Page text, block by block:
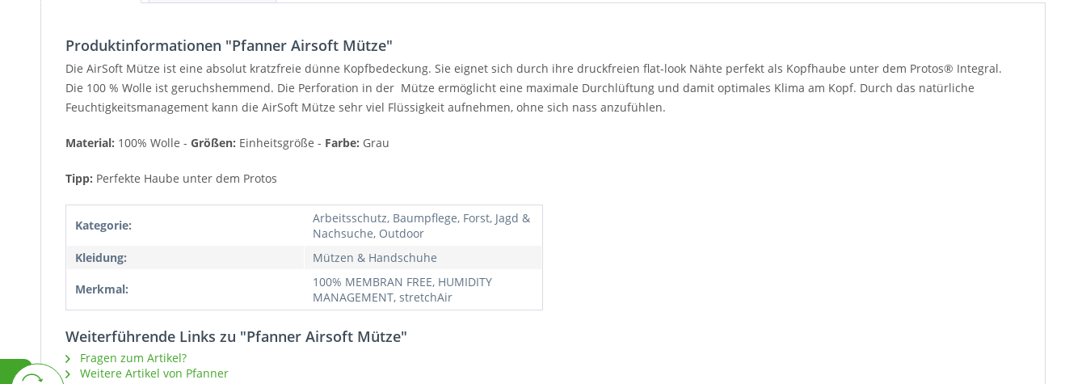
Produktinformationen "Pfanner Airsoft Mütze"
Die AirSoft Mütze ist eine absolut kratzfreie dünne Kopfbedeckung. Sie eignet sich durch ihre druckfreien flat-look Nähte perfekt als Kopfhaube unter dem Protos® Integral.
Die 100 % Wolle ist geruchshemmend. Die Perforation in der Mütze ermöglicht eine maximale Durchlüftung und damit optimales Klima am Kopf. Durch das natürliche
Feuchtigkeitsmanagement kann die AirSoft Mütze sehr viel Flüssigkeit aufnehmen, ohne sich nass anzufühlen.
Material: 100% Wolle - Größen: Einheitsgröße - Farbe: Grau
Tipp: Perfekte Haube unter dem Protos
Kategorie:
Arbeitsschutz, Baumpflege, Forst, Jagd &
Nachsuche, Outdoor
Kleidung:
Mützen & Handschuhe
Merkmal:
100% MEMBRAN FREE, HUMIDITY
MANAGEMENT, stretchAir
Weiterführende Links zu "Pfanner Airsoft Mütze"
Fragen zum Artikel?
Weitere Artikel von Pfanner